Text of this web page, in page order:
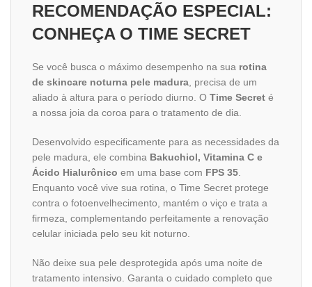
RECOMENDAÇÃO ESPECIAL:
CONHEÇA O TIME SECRET
Se você busca o máximo desempenho na sua rotina
de skincare noturna pele madura, precisa de um
aliado à altura para o período diurno. O Time Secret é
a nossa joia da coroa para o tratamento de dia.
Desenvolvido especificamente para as necessidades da
pele madura, ele combina Bakuchiol, Vitamina C e
Ácido Hialurônico em uma base com FPS 35.
Enquanto você vive sua rotina, o Time Secret protege
contra o fotoenvelhecimento, mantém o viço e trata a
firmeza, complementando perfeitamente a renovação
celular iniciada pelo seu kit noturno.
Não deixe sua pele desprotegida após uma noite de
tratamento intensivo. Garanta o cuidado completo que